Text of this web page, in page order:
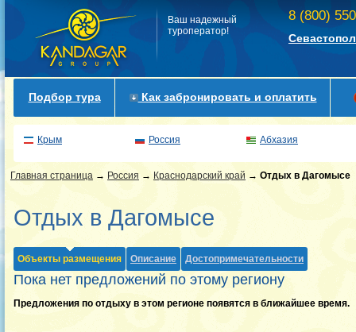
Ваш надежный
туроператор!
8 (800)
Подбор тура Как забронировать и оплатить
Крым Россия Абхазия
Главная страница → Россия → Краснодарский край → Отдых в Дагомысе
Отдых в Дагомысе
Объекты размещения Описание Достопримечательности
Пока нет предложений по этому региону
Предложения по отдыху в этом регионе появятся в ближайшее время.